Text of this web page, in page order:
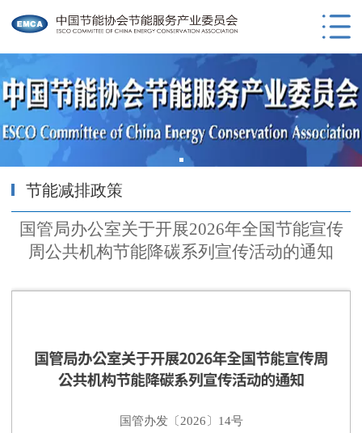
节能减排政策
国管局办公室关于开展2026年全国节能宣传
周公共机构节能降碳系列宣传活动的通知
国管办发〔2026〕14号